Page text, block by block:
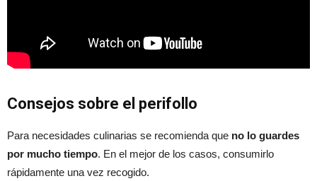
Consejos sobre el perifollo
Para necesidades culinarias se recomienda que no lo guardes
por mucho tiempo. En el mejor de los casos, consumirlo
rápidamente una vez recogido.